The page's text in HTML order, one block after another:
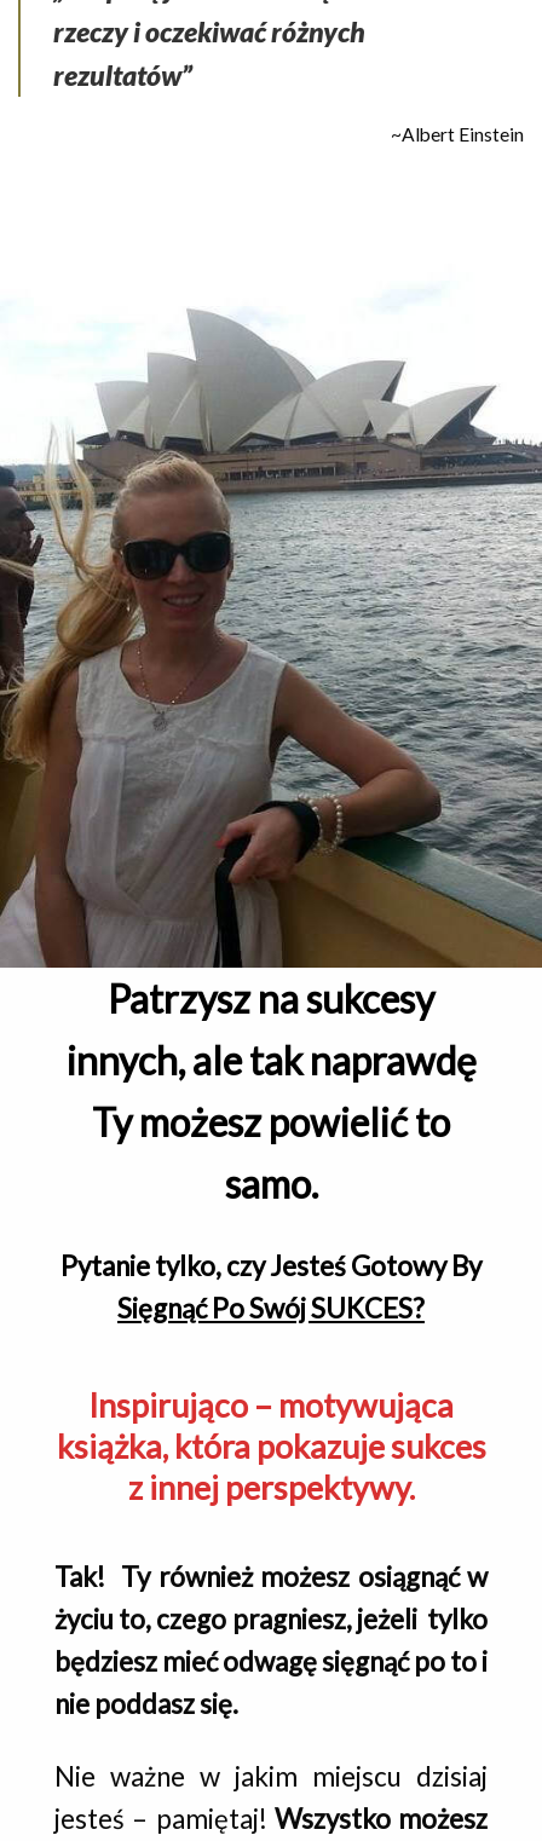
rzeczy i oczekiwać różnych
rezultatów”
~Albert Einstein
Patrzysz na sukcesy
innych, ale tak naprawdę
Ty możesz powielić to
samo.
Pytanie tylko,czy Jesteś Gotowy By
Sięgnąć Po Swój SUKCES?
Inspirująco – motywująca
książka, która pokazuje sukces
z innej perspektywy.
Tak! Ty również możesz osiągnąć w
życiu to, czego pragniesz, jeżeli tylko
będziesz mieć odwagę sięgnąć po to i
nie poddasz się.
Nie ważne w jakim miejscu dzisiaj
jesteś – pamiętaj! Wszystko możesz